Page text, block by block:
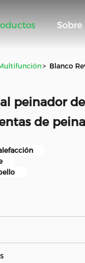
Sobre
> Blanco
peinador
de